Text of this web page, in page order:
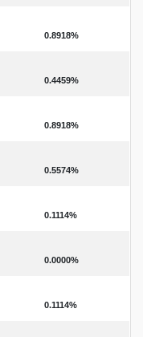
0.8918%
0.4459%
0.8918%
0.5574%
0.1114%
0.0000%
0.1114%